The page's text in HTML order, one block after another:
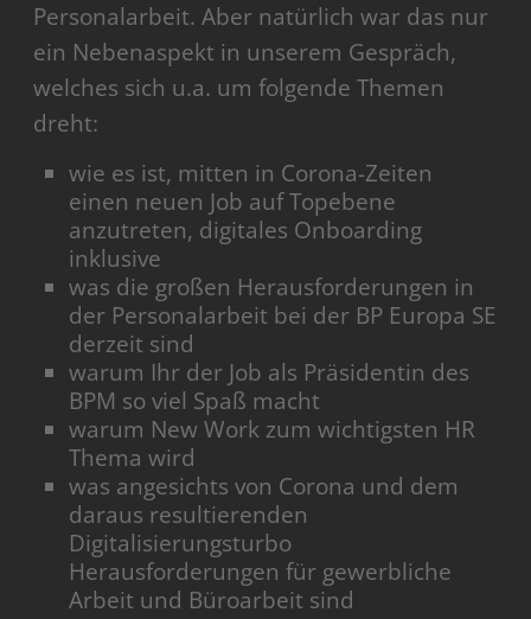
Personalarbeit. Aber natürlich war das nur
ein Nebenaspekt in unserem Gespräch,
welches sich u.a. um folgende Themen
dreht:
wie es ist, mitten in Corona-Zeiten
einen neuen Job auf Topebene
anzutreten, digitales Onboarding
inklusive
was die großen Herausforderungen in
der Personalarbeit bei der BP Europa SE
derzeit sind
warum Ihr der Job als Präsidentin des
BPM so viel Spaß macht
warum New Work zum wichtigsten HR
Thema wird
was angesichts von Corona und dem
daraus resultierenden
Digitalisierungsturbo
Herausforderungen für gewerbliche
Arbeit und Büroarbeit sind